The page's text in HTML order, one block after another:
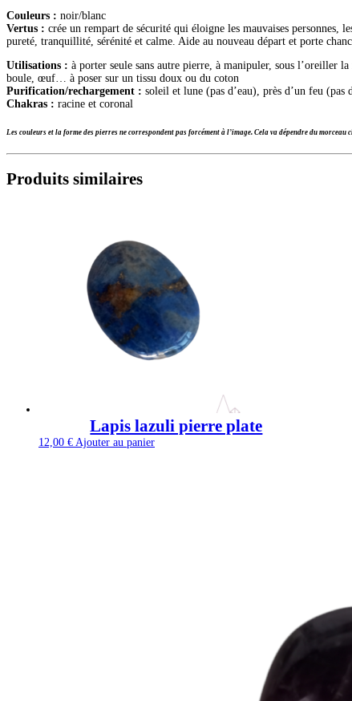
Couleurs : noir/blanc
Vertus : crée un rempart de sécurité qui éloigne les mauvaises
pureté, tranquillité, sérénité et calme. Aide au nouveau départ et porte
Utilisations : à porter seule sans autre pierre, à manipuler, sous l’oreiller
boule, œuf… à poser sur un tissu doux ou du coton
Purification/rechargement : soleil et lune (pas d’eau), près d’un feu (pas
Chakras : racine et coronal
Les couleurs et la forme des pierres ne correspondent pas forcément à l’image. Cela va dépendre du
Produits similaires
Lapis lazuli pierre plate
12,00 € Ajouter au panier